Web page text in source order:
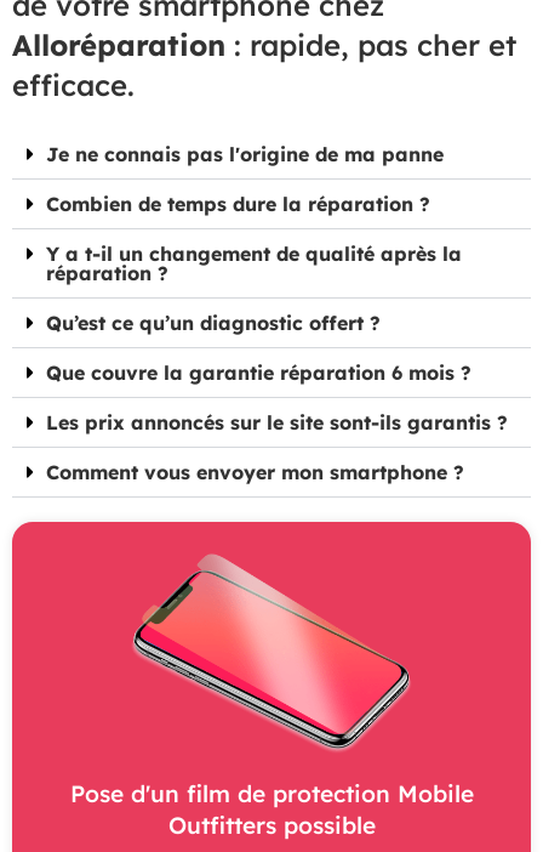
Alloréparation : rapide, pas cher et
efficace.
Je ne connais pas l'origine de ma panne
Combien de temps dure la réparation ?
Y a t-il un changement de qualité après la
réparation ?
Qu’est ce qu’un diagnostic offert ?
Que couvre la garantie réparation 6 mois ?
Les prix annoncés sur le site sont-ils garantis ?
Comment vous envoyer mon smartphone ?
Pose d'un film de protection Mobile
Outfitters possible